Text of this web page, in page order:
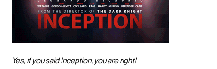
Yes, if you said Inception, you are right!